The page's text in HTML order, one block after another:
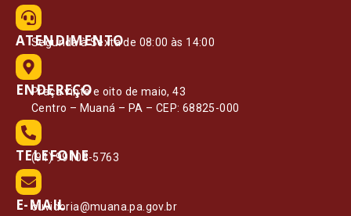
ATENDIMENTO
Segunda à Sexta de 08:00 às 14:00
ENDEREÇO
Praça vinte e oito de maio, 43
Centro – Muaná – PA – CEP: 68825-000
TELEFONE
(91) 99108-5763
E-MAIL
ouvidoria@muana.pa.gov.br